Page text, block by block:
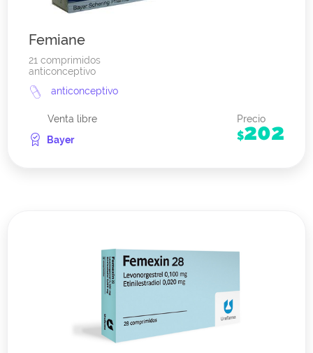
Femiane
21 comprimidos
anticonceptivo
anticonceptivo
Venta libre
Bayer
Precio
$202